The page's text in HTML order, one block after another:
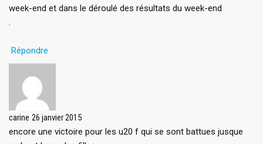
week-end et dans le déroulé des résultats du week-end
.
Répondre
carine 26 janvier 2015
encore une victoire pour les u20 f qui se sont battues jusque